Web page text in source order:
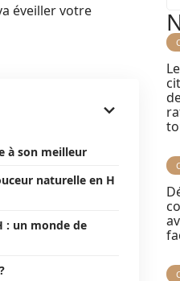
éveiller votre
à son meilleur
naturelle en H
: un monde de